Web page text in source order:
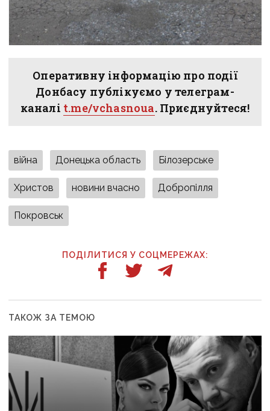
Оперативну інформацію про події
Донбасу публікуємо у телеграм-
каналі t.me/vchasnoua. Приєднуйтеся!
війна Донецька область Білозерське
Христов новини вчасно Добропілля
Покровськ
ПОДІЛИТИСЯ У СОЦМЕРЕЖАХ:
ТАКОЖ ЗА ТЕМОЮ